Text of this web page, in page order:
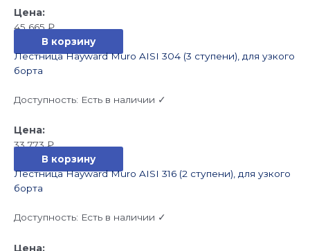
45 665₽
В корзину
Лестница Hayward Muro AISI 304 (3 ступени), для узкого
борта
Доступность: Есть в наличии ✓
33 773₽
В корзину
Лестница Hayward Muro AISI 316 (2 ступени), для узкого
борта
Доступность: Есть в наличии ✓